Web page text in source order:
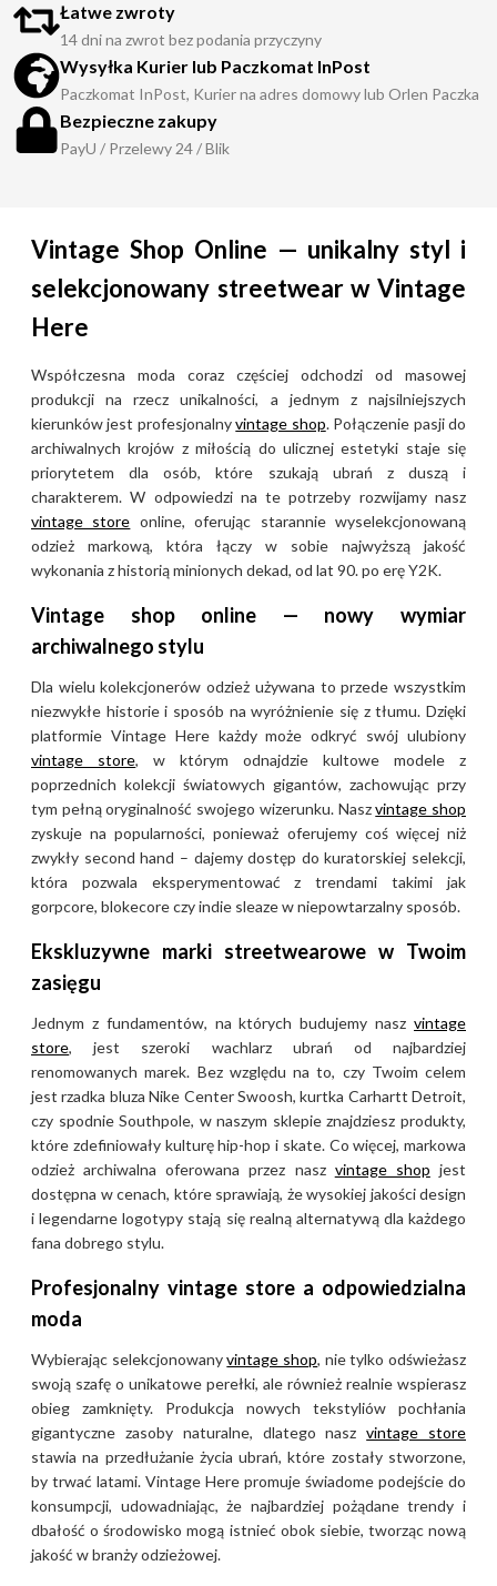
Łatwe zwroty
14 dni na zwrot bez podania przyczyny
Wysyłka Kurier lub Paczkomat InPost
Paczkomat InPost, Kurier na adres domowy lub Orlen Paczka
Bezpieczne zakupy
PayU / Przelewy 24 / Blik
Vintage Shop Online — unikalny styl i
selekcjonowany streetwear w Vintage
Here
Współczesna moda coraz częściej odchodzi od masowej
produkcji na rzecz unikalności, a jednym z najsilniejszych
kierunków jest profesjonalnyvintage shop. Połączenie pasji do
archiwalnych krojów z miłością do ulicznej estetyki staje się
priorytetem dla osób, które szukają ubrań z duszą i
charakterem. W odpowiedzi na te potrzeby rozwijamy nasz
vintage store online, oferując starannie wyselekcjonowaną
odzież markową, która łączy w sobie najwyższą jakość
wykonania z historią minionych dekad, od lat 90. po erę Y2K.
Vintage shop online — nowy wymiar
archiwalnego stylu
Dla wielu kolekcjonerów odzież używana to przede wszystkim
niezwykłe historie i sposób na wyróżnienie się z tłumu. Dzięki
platformie Vintage Here każdy może odkryć swój ulubiony
vintage store, w którym odnajdzie kultowe modele z
poprzednich kolekcji światowych gigantów, zachowując przy
tym pełną oryginalność swojego wizerunku. Naszvintage shop
zyskuje na popularności, ponieważ oferujemy coś więcej niż
zwykły second hand – dajemy dostęp do kuratorskiej selekcji,
która pozwala eksperymentować z trendami takimi jak
gorpcore, blokecore czy indie sleaze w niepowtarzalny sposób.
Ekskluzywne marki streetwearowe w Twoim
zasięgu
Jednym z fundamentów, na których budujemy nasz vintage
store, jest szeroki wachlarz ubrań od najbardziej
renomowanych marek. Bez względu na to, czy Twoim celem
jest rzadka bluza Nike Center Swoosh, kurtka Carhartt Detroit,
czy spodnie Southpole, w naszym sklepie znajdziesz produkty,
które zdefiniowały kulturę hip-hop i skate. Co więcej, markowa
odzież archiwalna oferowana przez nasz vintage shop jest
dostępna w cenach, które sprawiają, że wysokiej jakości design
i legendarne logotypy stają się realną alternatywą dla każdego
fana dobrego stylu.
Profesjonalny vintage store a odpowiedzialna
moda
Wybierając selekcjonowanyvintage shop, nie tylko odświeżasz
swoją szafę o unikatowe perełki, ale również realnie wspierasz
obieg zamknięty. Produkcja nowych tekstyliów pochłania
gigantyczne zasoby naturalne, dlatego naszvintage store
stawia na przedłużanie życia ubrań, które zostały stworzone,
by trwać latami. Vintage Here promuje świadome podejście do
konsumpcji, udowadniając, że najbardziej pożądane trendy i
dbałość o środowisko mogą istnieć obok siebie, tworząc nową
jakość w branży odzieżowej.